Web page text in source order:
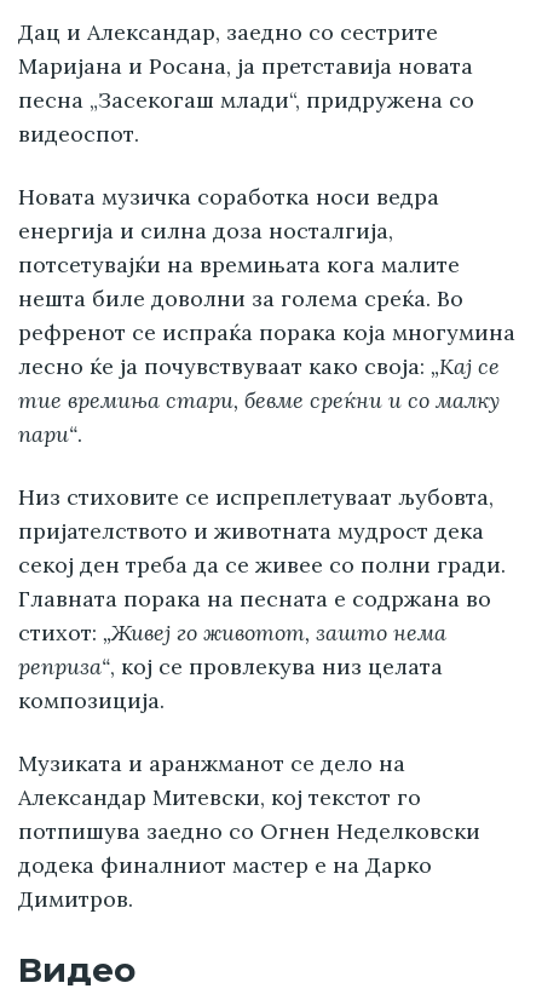
Дац и Александар, заедно со сестрите
Маријана и Росана, ја претставија новата
песна „Засекогаш млади“, придружена со
видеоспот.
Новата музичка соработка носи ведра
енергија и силна доза носталгија,
потсетувајќи на времињата кога малите
нешта биле доволни за голема среќа. Во
рефренот се испраќа порака која многумина
лесно ќе ја почувствуваат како своја: „Кај се
тие времиња стари, бевме среќни и со малку
пари“.
Низ стиховите се испреплетуваат љубовта,
пријателството и животната мудрост дека
секој ден треба да се живее со полни гради.
Главната порака на песната е содржана во
стихот: „Живеј го животот, зашто нема
реприза“, кој се провлекува низ целата
композиција.
Музиката и аранжманот се дело на
Александар Митевски, кој текстот го
потпишува заедно со Огнен Неделковски
додека финалниот мастер е на Дарко
Димитров.
Видео